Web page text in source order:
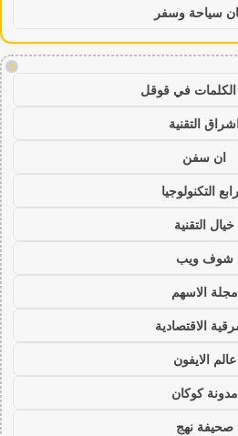
سياحة وسفر
!
في قوقل
التقنية
ان سفن
التكنولوجيا
خيال التقنية
شوف ويب
مجلة الاسهم
الاقتصادية
عالم الايفون
مدونة كوكان
صحيفة نهج